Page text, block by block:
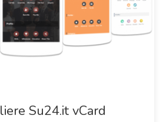
Su24.it vCard